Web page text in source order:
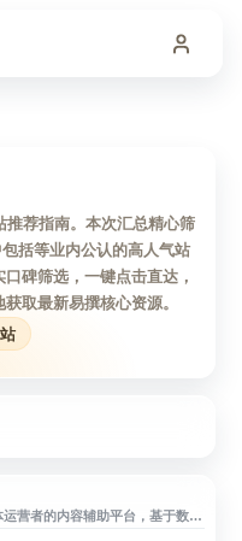
推荐指南。本次汇总精心筛
括等业内公认的高人气站
碑筛选，一键点击直达，
取最新易撰核心资源。
营者的内容辅助平台，基于数据
热点追踪、爆文素材、视频素